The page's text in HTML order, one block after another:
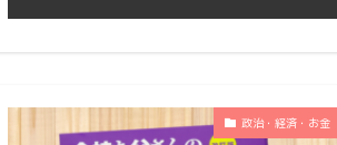
政治・経済・お金